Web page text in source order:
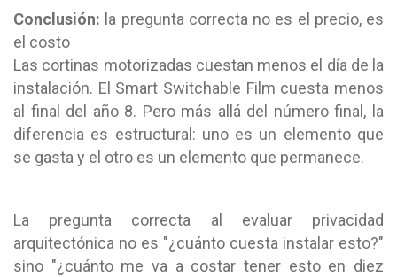
Conclusión: la pregunta correcta no es el precio, es
el costo
Las cortinas motorizadas cuestan menos el día de la
instalación. El Smart Switchable Film cuesta menos
al final del año 8. Pero más allá del número final, la
diferencia es estructural: uno es un elemento que
se gasta y el otro es un elemento que permanece.
La pregunta correcta al evaluar privacidad
arquitectónica no es "¿cuánto cuesta instalar esto?"
sino "¿cuánto me va a costar tener esto en diez